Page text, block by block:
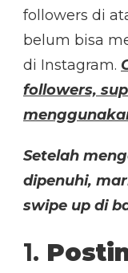
followers di
belum bisa
di Instagram.
followers,
Setelah
dipenuhi,
swipe up di
1.